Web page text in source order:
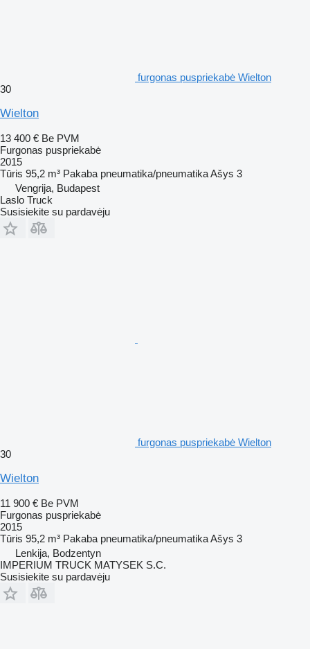
furgonas puspriekabė Wielton
30
Wielton
13 400 € Be PVM
Furgonas puspriekabė
2015
Tūris 95,2 m³ Pakaba pneumatika/pneumatikaAšys 3
Vengrija, Budapest
Laslo Truck
Susisiekite su pardavėju
furgonas puspriekabė Wielton
30
Wielton
11 900 € Be PVM
Furgonas puspriekabė
2015
Tūris 95,2 m³ Pakaba pneumatika/pneumatikaAšys 3
Lenkija, Bodzentyn
IMPERIUM TRUCK MATYSEK S.C.
Susisiekite su pardavėju